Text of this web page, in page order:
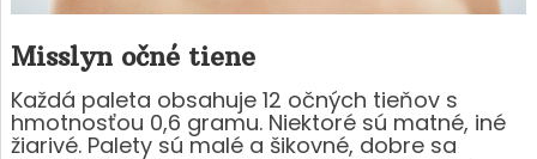
Misslyn očné tiene
Každá paleta obsahuje 12 očných tieňov s
hmotnosťou 0,6 gramu. Niektoré sú matné, iné
žiarivé. Palety sú malé a šikovné, dobre sa